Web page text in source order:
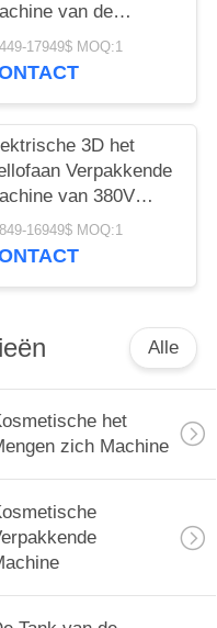
van de
17949$ MOQ:1
3D het
Verpakkende
van 380V
16949$ MOQ:1
Alle
het
zich Machine